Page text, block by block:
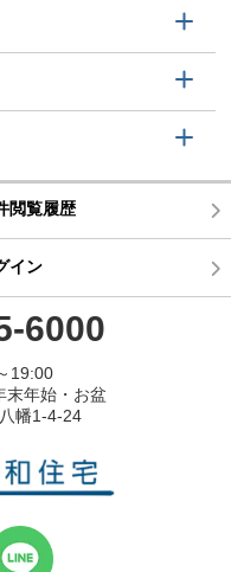
閲覧履歴
イン
6000
19:00
末年始・お盆
幡1-4-24